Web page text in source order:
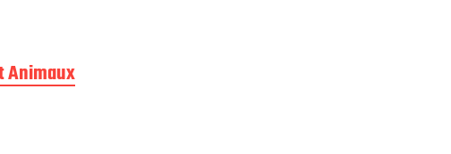
Animaux